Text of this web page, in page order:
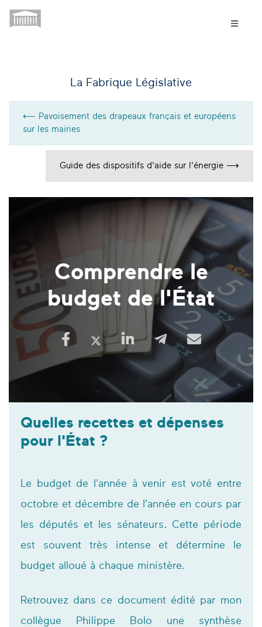
La Fabrique Législative
⟵ Pavoisement des drapeaux français et européens
sur les mairies
Guide des dispositifs d'aide sur l'énergie ⟶
Comprendre le
budget de l'État
Quelles recettes et dépenses
pour l'État ?
Le budget de l'année à venir est voté entre
octobre et décembre de l'année en cours par
les députés et les sénateurs. Cette période
est souvent très intense et détermine le
budget alloué à chaque ministère.
Retrouvez dans ce document édité par mon
collègue Philippe Bolo une synthèse